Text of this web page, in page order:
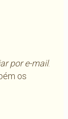
por e-mail.
os